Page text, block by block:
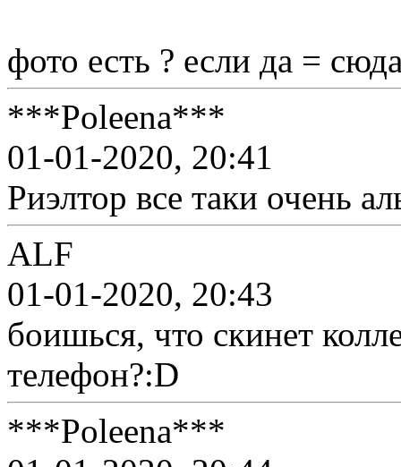
фото есть ? если да =
***Poleena***
01-01-2020, 20:41
Риэлтор все таки очень
ALF
01-01-2020, 20:43
боишься, что скинет
телефон?:D
***Poleena***